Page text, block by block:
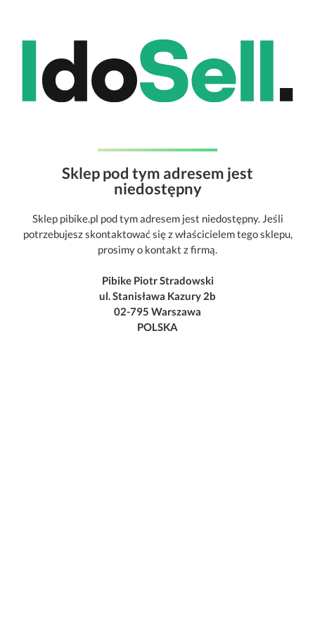
Sklep pod tym adresem jest
niedostępny
Sklep pibike.pl pod tym adresem jest niedostępny. Jeśli
potrzebujesz skontaktować się z właścicielem tego sklepu,
prosimy o kontakt z firmą.
Pibike Piotr Stradowski
ul. Stanisława Kazury 2b
02-795 Warszawa
POLSKA